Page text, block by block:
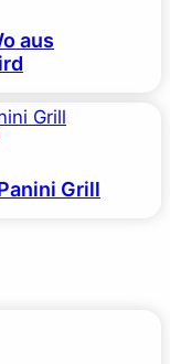
aus
Grill